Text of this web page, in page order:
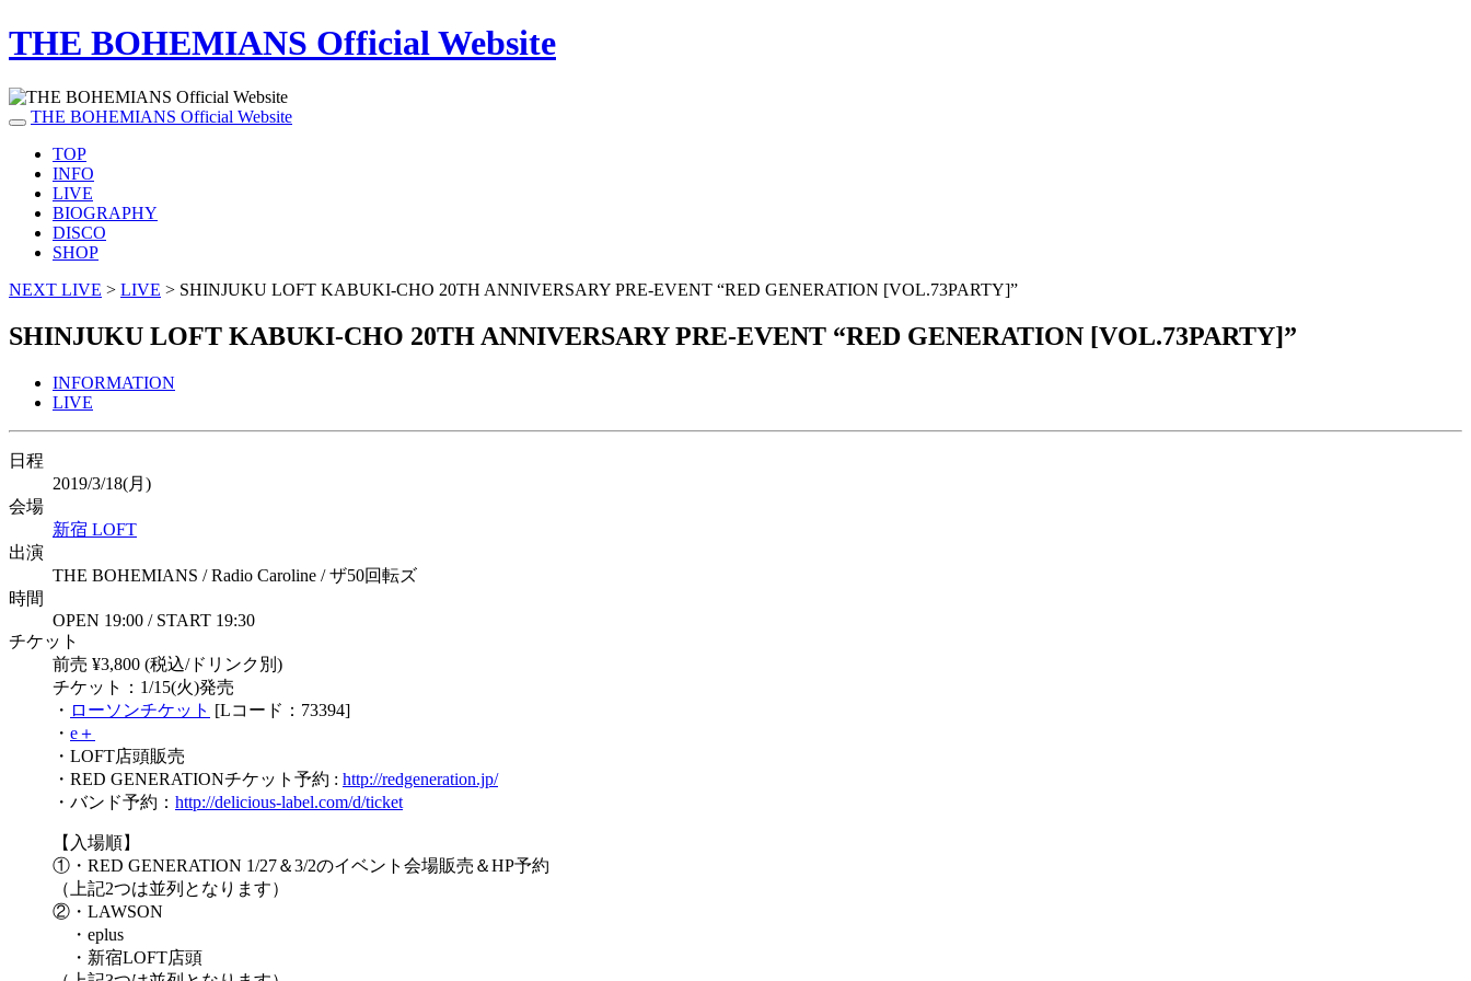
THE BOHEMIANS Official Website
THE BOHEMIANS Official Website
TOP
INFO
LIVE
BIOGRAPHY
DISCO
SHOP
NEXT LIVE > LIVE > SHINJUKU LOFT KABUKI-CHO 20TH ANNIVERSARY PRE-EVENT “RED GENERATION [VOL.73PARTY]”
SHINJUKU LOFT KABUKI-CHO 20TH ANNIVERSARY PRE-EVENT “RED GENERATION [VOL.73PARTY]”
INFORMATION
LIVE
日程
2019/3/18(月)
会場
新宿 LOFT
出演
THE BOHEMIANS / Radio Caroline / ザ50回転ズ
時間
OPEN 19:00 / START 19:30
チケット
前売 ¥3,800 (税込/ドリンク別)
チケット：1/15(火)発売
・ ローソンチケット [Lコード：73394]
・ e＋
・LOFT店頭販売
・RED GENERATIONチケット予約 : http://redgeneration.jp/
・バンド予約： http://delicious-label.com/d/ticket
【入場順】
①・RED GENERATION 1/27＆3/2のイベント会場販売＆HP予約
（上記2つは並列となります）
②・LAWSON
・eplus
・新宿LOFT店頭